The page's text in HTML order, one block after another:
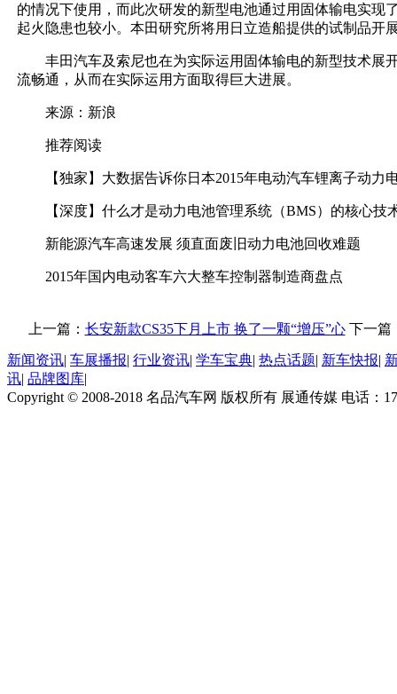
的情况下使用，而此次研发的新型电池通过用固体输电实现
起火隐患也较小。本田研究所将用日立造船提供的试制品开
丰田汽车及索尼也在为实际运用固体输电的新型技术展
流畅通，从而在实际运用方面取得巨大进展。
来源：新浪
推荐阅读
【独家】大数据告诉你日本2015年电动汽车锂离子动力
【深度】什么才是动力电池管理系统（BMS）的核心技
新能源汽车高速发展 须直面废旧动力电池回收难题
2015年国内电动客车六大整车控制器制造商盘点
上一篇： 长安新款CS35下月上市 换了一颗“增压”心下一篇
新闻资讯| 车展播报| 行业资讯| 学车宝典| 热点话题| 新车快报|
讯| 品牌图库|
Copyright © 2008-2018 名品汽车网 版权所有 展通传媒 电话：